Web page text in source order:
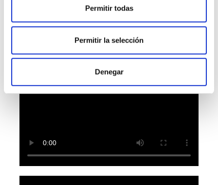
Permitir todas
Permitir la selección
Denegar